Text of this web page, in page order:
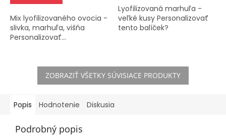
Mix lyofilizovaného ovocia -
slivka, marhuľa, višňa
Personalizovať...
hviezdičiek.
Lyofilizovaná marhuľa -
veľké kusy Personalizovať
tento balíček?
ZOBRAZIŤ VŠETKY SÚVISIACE PRODUKTY
Popis Hodnotenie Diskusia
Podrobný popis